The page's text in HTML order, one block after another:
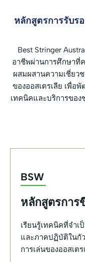
หลักสูตรการรับร
Best Stringer
อาชีพผ่านการศึกษาที่
ผสมผสานความเชี่ยว
ของออสเตรเลีย เพื่อ
เทคนิคและบริการขอ
BSW
หลักสูตรการ
เรียนรู้เทคนิคที่จำ
และภาคปฏิบัติในกั
การเล่นของออสเตร